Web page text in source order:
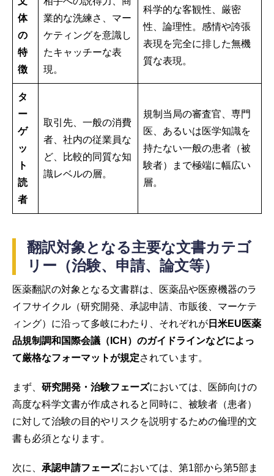
体
の
特
徴
業的な洗練さ、マー
ケティングを意識し
たキャッチーな表
現。
科学的な客観性、厳密
性、論理性。感情や誇張
表現を完全に排した無機
質な表現。
タ
ー
ゲ
ッ
ト
読
者
取引先、一般の消費
者、社内の従業員な
ど、比較的同質な知
識レベルの層。
規制当局の審査官、専門
医、あるいは医学知識を
持たない一般の患者（被
験者）まで極端に幅広い
層。
翻訳対象となる主要な文書カテゴ
リー（治験、申請、論文等）
医薬翻訳の対象となる文書群は、医薬品や医療機器のラ
イフサイクル（研究開発、承認申請、市販後、マーケテ
ィング）に沿って多岐にわたり、それぞれが 日米EU医薬
品規制調和国際会議（ICH）のガイドラインなどによっ
て厳格なフォーマットが規定されています。
まず、 研究開発・治験フェーズにおいては、医師向けの
高度な科学文書が作成されると同時に、被験者（患者）
に対して治験の目的やリスクを説明するための倫理的文
書も必須となります。
次に、 承認申請フェーズにおいては、第1部から第5部ま